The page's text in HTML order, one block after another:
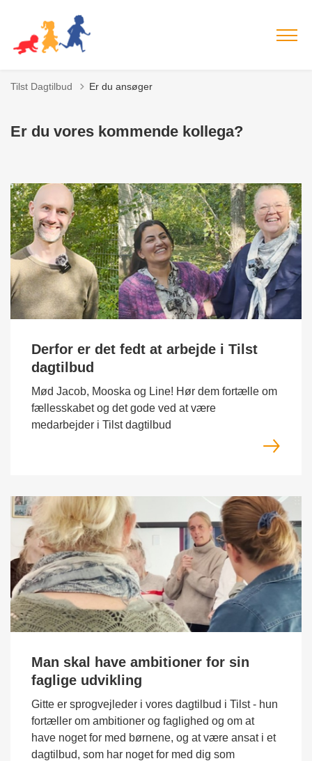
Tilst Dagtilbud Er du ansøger
Er du vores kommende kollega?
Derfor er det fedt at arbejde i Tilst
dagtilbud
Mød Jacob, Mooska og Line! Hør dem fortælle om
fællesskabet og det gode ved at være
medarbejder i Tilst dagtilbud
Man skal have ambitioner for sin
faglige udvikling
Gitte er sprogvejleder i vores dagtilbud i Tilst - hun
fortæller om ambitioner og faglighed og om at
have noget for med børnene, og at være ansat i et
dagtilbud, som har noget for med dig som